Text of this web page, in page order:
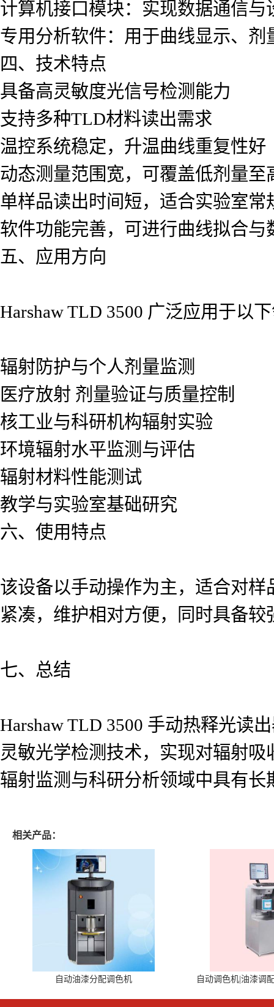
计算机接口模块：实现数据通信与
专用分析软件：用于曲线显示、剂
四、技术特点
具备高灵敏度光信号检测能力
支持多种TLD材料读出需求
温控系统稳定，升温曲线重复性好
动态测量范围宽，可覆盖低剂量至
单样品读出时间短，适合实验室常
软件功能完善，可进行曲线拟合与
五、应用方向
Harshaw TLD 3500 广泛应用于以
辐射防护与个人剂量监测
医疗放射 剂量验证与质量控制
核工业与科研机构辐射实验
环境辐射水平监测与评估
辐射材料性能测试
教学与实验室基础研究
六、使用特点
该设备以手动操作为主，适合对
紧凑，维护相对方便，同时具备
七、总结
Harshaw TLD 3500 手动热释光读
灵敏光学检测技术，实现对辐射
辐射监测与科研分析领域中具有长
相关产品：
自动油漆分配调色机 自动调色机|油漆调